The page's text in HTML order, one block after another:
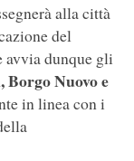
alla città
del
avvia dunque gli
Nuovo e
in linea con i